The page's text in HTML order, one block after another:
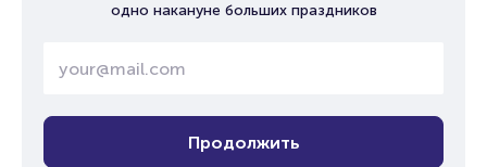
одно накануне больших праздников
Продолжить